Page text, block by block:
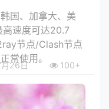
国、加拿大、美
高速度可达20.7
节点/Clash节点
常使用。
26日 100+